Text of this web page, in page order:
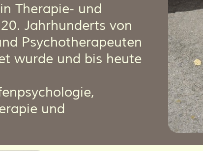
Therapie- und
Jahrhunderts von
Psychotherapeuten
wurde und bis heute
und